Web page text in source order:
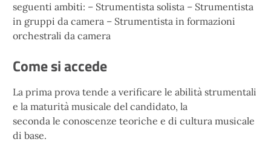
seguenti ambiti: – Strumentista solista – Strumentista
in gruppi da camera – Strumentista in formazioni
orchestrali da camera
Come si accede
La prima prova tende a verificare le abilità strumentali
e la maturità musicale del candidato, la
seconda le conoscenze teoriche e di cultura musicale
di base.